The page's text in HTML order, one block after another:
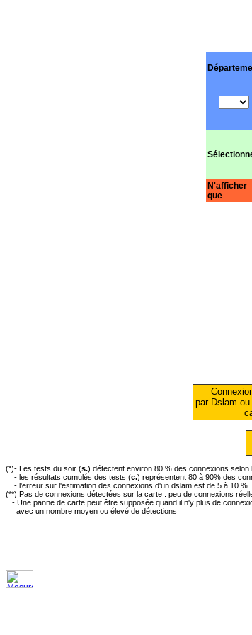
N'afficher
que
par Dslam
(*)- Les tests du soir (s.) détectent environ 80 % des connexions selon
- les résultats cumulés des tests (c.) représentent 80 à 90% des
- l'erreur sur l'estimation des connexions d'un dslam est de 5 à 10 %
(**) Pas de connexions détectées sur la carte : peu de connexions
- Une panne de carte peut être supposée quand il n'y plus de
avec un nombre moyen ou élevé de détections